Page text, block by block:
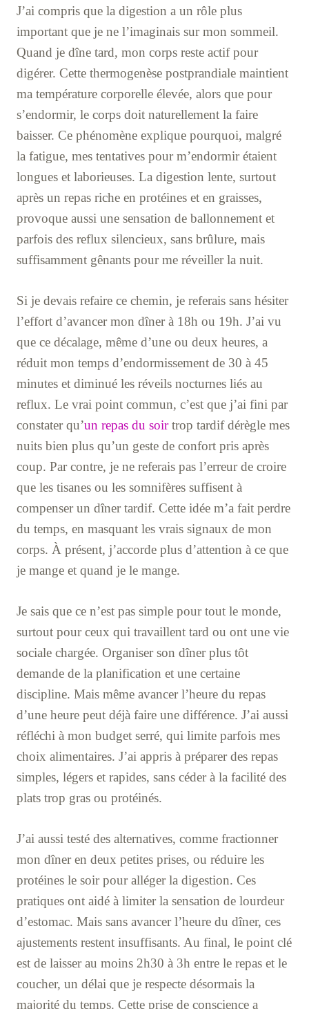
J’ai compris que la digestion a un rôle plus
important que je ne l’imaginais sur mon sommeil.
Quand je dîne tard, mon corps reste actif pour
digérer. Cette thermogenèse postprandiale maintient
ma température corporelle élevée, alors que pour
s’endormir, le corps doit naturellement la faire
baisser. Ce phénomène explique pourquoi, malgré
la fatigue, mes tentatives pour m’endormir étaient
longues et laborieuses. La digestion lente, surtout
après un repas riche en protéines et en graisses,
provoque aussi une sensation de ballonnement et
parfois des reflux silencieux, sans brûlure, mais
suffisamment gênants pour me réveiller la nuit.
Si je devais refaire ce chemin, je referais sans hésiter
l’effort d’avancer mon dîner à 18h ou 19h. J’ai vu
que ce décalage, même d’une ou deux heures, a
réduit mon temps d’endormissement de 30 à 45
minutes et diminué les réveils nocturnes liés au
reflux. Le vrai point commun, c’est que j’ai fini par
constater qu’un repas du soirtrop tardif dérègle mes
nuits bien plus qu’un geste de confort pris après
coup. Par contre, je ne referais pas l’erreur de croire
que les tisanes ou les somnifères suffisent à
compenser un dîner tardif. Cette idée m’a fait perdre
du temps, en masquant les vrais signaux de mon
corps. À présent, j’accorde plus d’attention à ce que
je mange et quand je le mange.
Je sais que ce n’est pas simple pour tout le monde,
surtout pour ceux qui travaillent tard ou ont une vie
sociale chargée. Organiser son dîner plus tôt
demande de la planification et une certaine
discipline. Mais même avancer l’heure du repas
d’une heure peut déjà faire une différence. J’ai aussi
réfléchi à mon budget serré, qui limite parfois mes
choix alimentaires. J’ai appris à préparer des repas
simples, légers et rapides, sans céder à la facilité des
plats trop gras ou protéinés.
J’ai aussi testé des alternatives, comme fractionner
mon dîner en deux petites prises, ou réduire les
protéines le soir pour alléger la digestion. Ces
pratiques ont aidé à limiter la sensation de lourdeur
d’estomac. Mais sans avancer l’heure du dîner, ces
ajustements restent insuffisants. Au final, le point clé
est de laisser au moins 2h30 à 3h entre le repas et le
coucher, un délai que je respecte désormais la
majorité du temps. Cette prise de conscience a